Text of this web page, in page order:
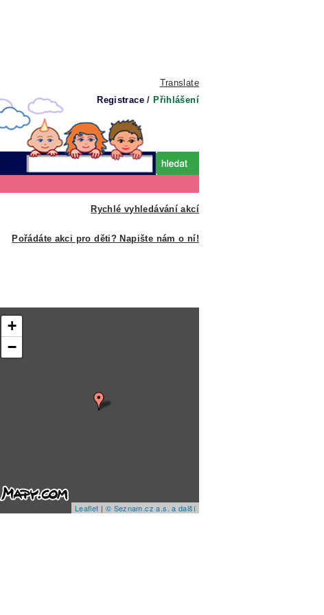
Translate
Registrace / Přihlášení
Rychlé vyhledávání akcí
Pořádáte akci pro děti? Napište nám o ní!
+
−
Leaflet | © Seznam.cz a.s. a další